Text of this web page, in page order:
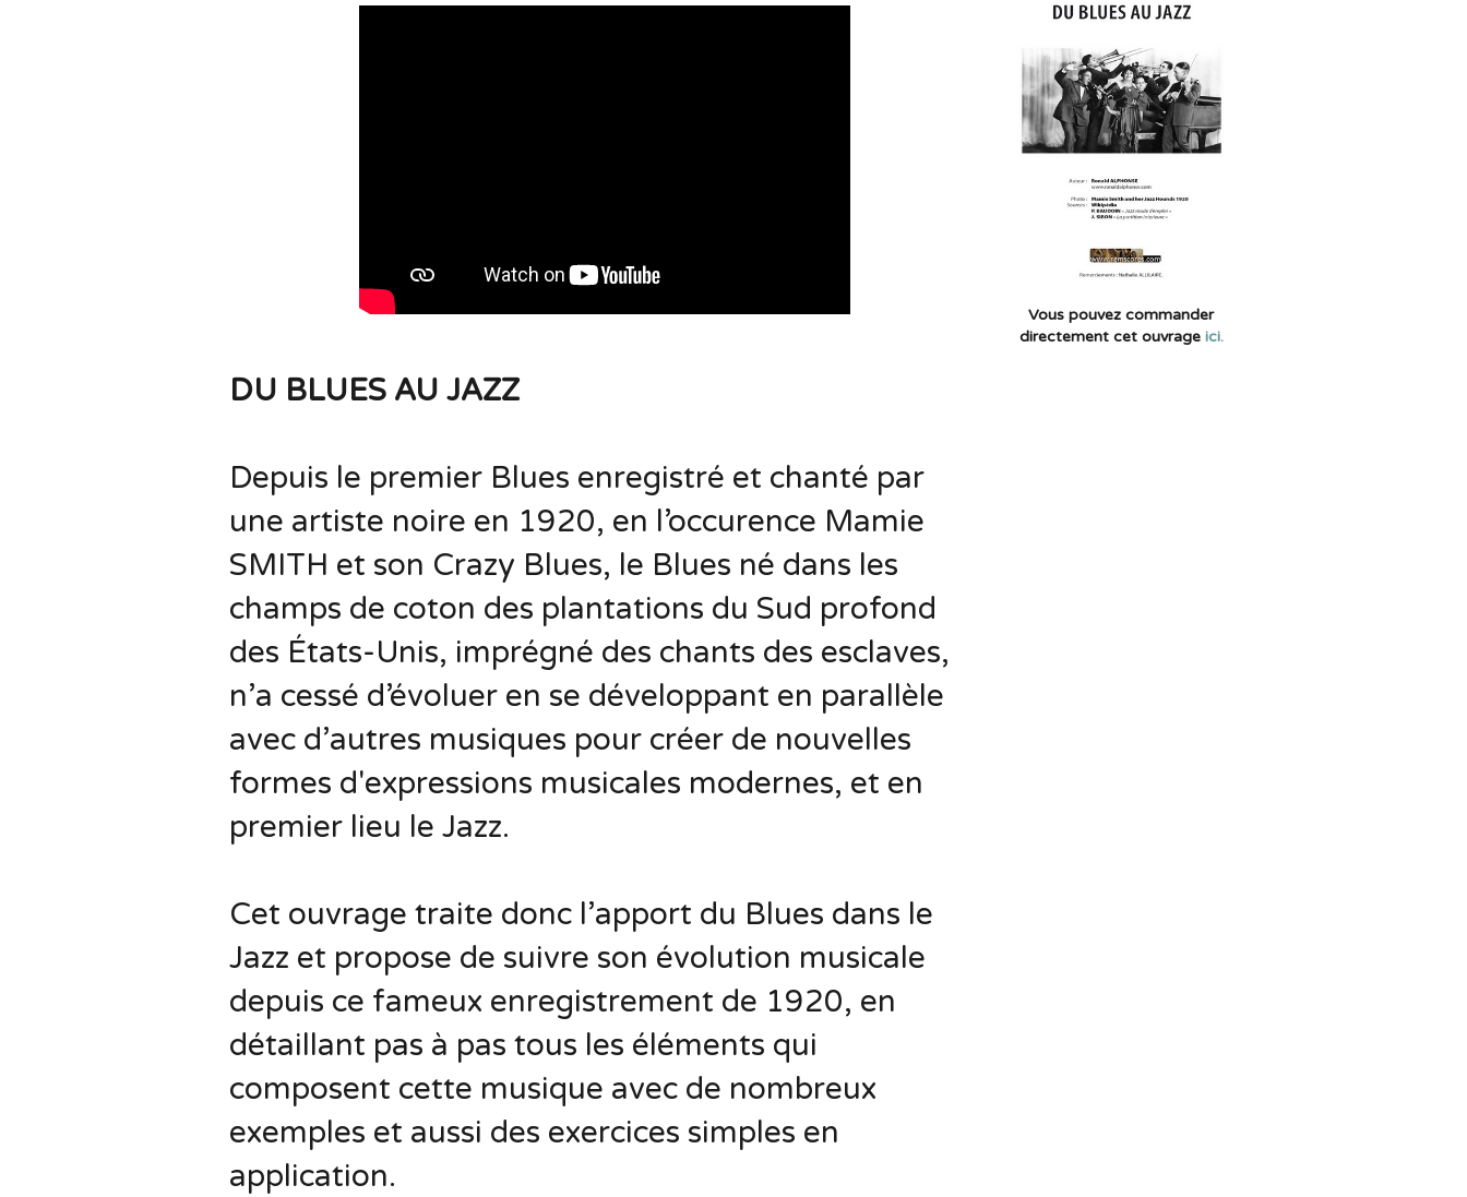
DU BLUES AU JAZZ
Depuis le premier Blues enregistré et chanté par
une artiste noire en 1920, en l’occurence Mamie
SMITH et son Crazy Blues, le Blues né dans les
champs de coton des plantations du Sud profond
des États-Unis, imprégné des chants des esclaves,
n’a cessé d’évoluer en se développant en parallèle
avec d’autres musiques pour créer de nouvelles
formes d'expressions musicales modernes, et en
premier lieu le Jazz.
Cet ouvrage traite donc l’apport du Blues dans le
Jazz et propose de suivre son évolution musicale
depuis ce fameux enregistrement de 1920, en
détaillant pas à pas tous les éléments qui
composent cette musique avec de nombreux
exemples et aussi des exercices simples en
application.
Vous pouvez commander
directement cet ouvrage ici.